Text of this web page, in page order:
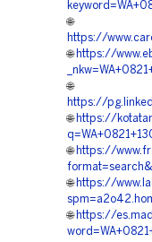
🌐
https://
🌐 https://
🌐
https://
🌐 https://
🌐 https://
🌐 https://
🌐 https://